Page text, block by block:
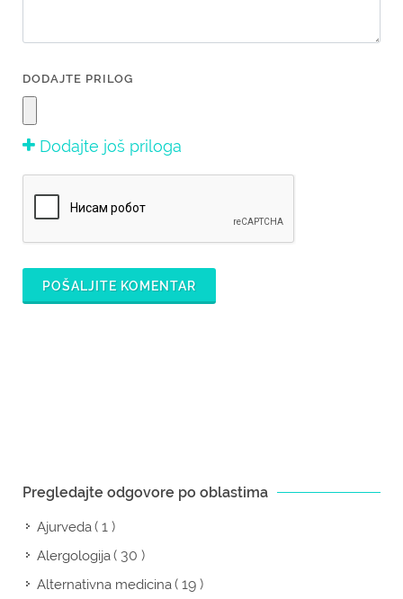
DODAJTE PRILOG
Dodajte još priloga
POŠALJITE KOMENTAR
Pregledajte odgovore po oblastima
Ajurveda( 1 )
Alergologija( 30 )
Alternativna medicina( 19 )